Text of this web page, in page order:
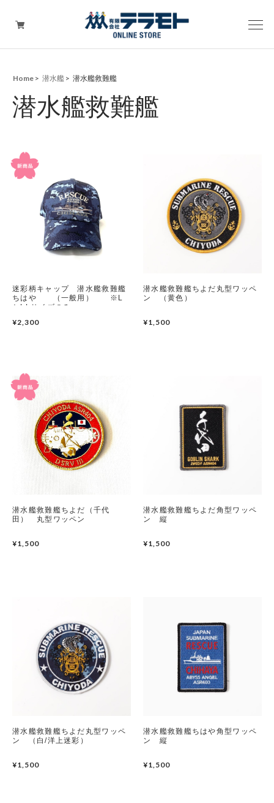
ピックアップアイテム
Tシャツ・ウェア
ZIPPO
ワッペン
その他グッズ（バッグ・タオル・ストラップ・
マスク等）
潜水艦
Home 潜水艦 潜水艦救難艦
潜水艦救難艦
迷彩柄キャップ 潜水艦救難艦
ちはや （一般用） ※L
とLLサイズのみ
¥2,300
潜水艦救難艦ちよだ丸型ワッペ
ン （黄色）
¥1,500
潜水艦救難艦ちよだ（千代
田） 丸型ワッペン
¥1,500
潜水艦救難艦ちよだ角型ワッペ
ン 縦
¥1,500
潜水艦救難艦ちよだ丸型ワッペ
ン （白/洋上迷彩）
¥1,500
潜水艦救難艦ちはや角型ワッペ
ン 縦
¥1,500